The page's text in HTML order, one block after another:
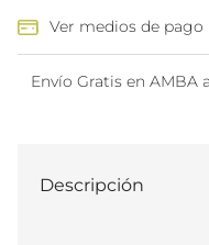
Ver medios de pago
Envío Gratis en AMBA
Descripción